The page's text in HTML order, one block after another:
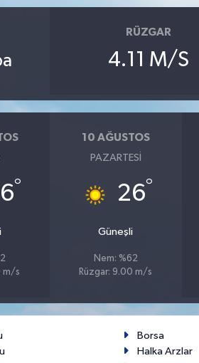
RÜZGAR
4.11 M/S
°
m/s
10 AĞUSTOS
PAZARTESI
26°
Güneşli
Nem: %62
Rüzgar: 9.00 m/s
Borsa
Halka Arzlar